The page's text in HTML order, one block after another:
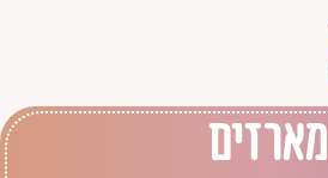
מארזים